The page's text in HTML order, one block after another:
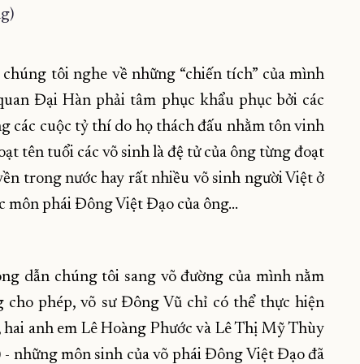
tôi nghe về những “chiến tích” của mình
Đại Hàn phải tâm phục khẩu phục bởi các
các cuộc tỷ thí do họ thách đấu nhằm tôn vinh
tên tuổi các võ sinh là đệ tử của ông từng đoạt
trong nước hay rất nhiều võ sinh người Việt ở
môn phái Đông Việt Đạo của ông...
dẫn chúng tôi sang võ đường của mình nằm
cho phép, võ sư Đông Vũ chỉ có thể thực hiện
anh em Lê Hoàng Phước và Lê Thị Mỹ Thùy
những môn sinh của võ phái Đông Việt Đạo đã